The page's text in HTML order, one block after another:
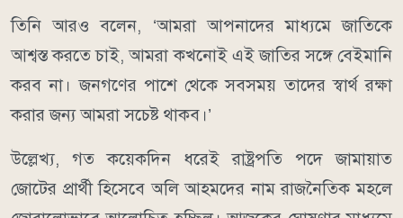
তিনি আরও বলেন, ‘আমরা আপনাদের মাধ্যমে জাতিকে
আশ্বস্ত করতে চাই, আমরা কখনোই এই জাতির সঙ্গে বেইমানি
করব না। জনগণের পাশে থেকে সবসময় তাদের স্বার্থ রক্ষা
করার জন্য আমরা সচেষ্ট থাকব।’
উল্লেখ্য, গত কয়েকদিন ধরেই রাষ্ট্রপতি পদে জামায়াত
জোটের প্রার্থী হিসেবে অলি আহমদের নাম রাজনৈতিক মহলে